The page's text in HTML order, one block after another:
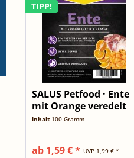
TIPP!
SALUS Petfood · Ente
mit Orange veredelt
·...
Inhalt 100 Gramm
UVP1,99 € *
ab 1,59 € *